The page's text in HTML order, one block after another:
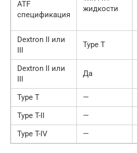
ATF
спецификация
жидкости
Dextron II или
III
Type T
Dextron II или
III
Да
Type T —
Type T-II
—
Type T-IV
—